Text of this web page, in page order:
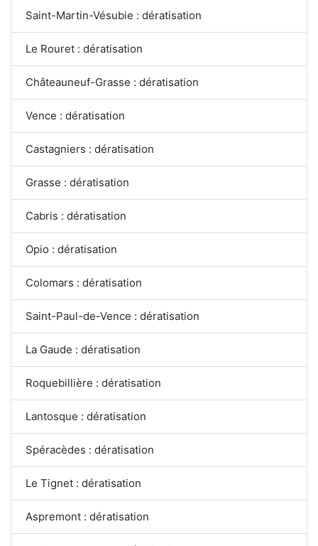
Saint-Martin-Vésubie : dératisation
Le Rouret : dératisation
Châteauneuf-Grasse : dératisation
Vence : dératisation
Castagniers : dératisation
Grasse : dératisation
Cabris : dératisation
Opio : dératisation
Colomars : dératisation
Saint-Paul-de-Vence : dératisation
La Gaude : dératisation
Roquebillière : dératisation
Lantosque : dératisation
Spéracèdes : dératisation
Le Tignet : dératisation
Aspremont : dératisation